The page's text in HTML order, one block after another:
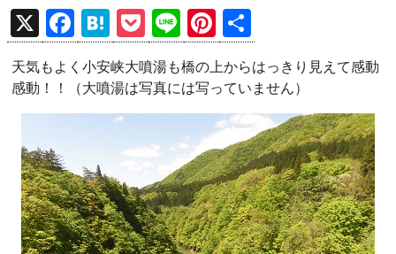
X
F
a
ce
b
o
k
H
at
e
n
P
o
ck
et
Li
n
e
Pi
nt
er
es
t
有
天気もよく小安峡大噴湯も橋の上からはっきり見えて感動
感動！！（大噴湯は写真には写っていません）